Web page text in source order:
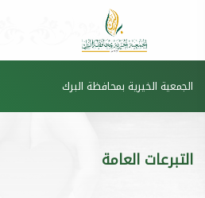
الجمعية الخيرية بمحافظة البرك
التبرعات العامة